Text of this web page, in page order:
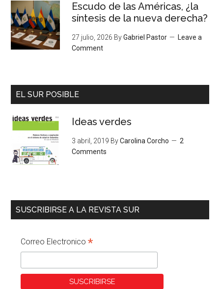
Escudo de las Américas, ¿la
síntesis de la nueva derecha?
27 julio, 2026 ByGabriel Pastor
Leave a
Comment
EL SUR POSIBLE
Ideas verdes
3 abril, 2019 ByCarolina Corcho
2
Comments
SUSCRIBIRSE A LA REVISTA SUR
Correo Electronico*